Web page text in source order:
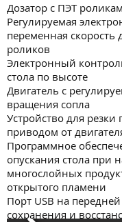
Дозатор с ПЭТ
Регулируемая
переменная
роликов
Электронный
стола по высоте
Двигатель с
вращения сопла
Устройство для резки
приводом от
Программное
опускания стола при
многослойных
открытого пламени
Порт USB на
сохранения и